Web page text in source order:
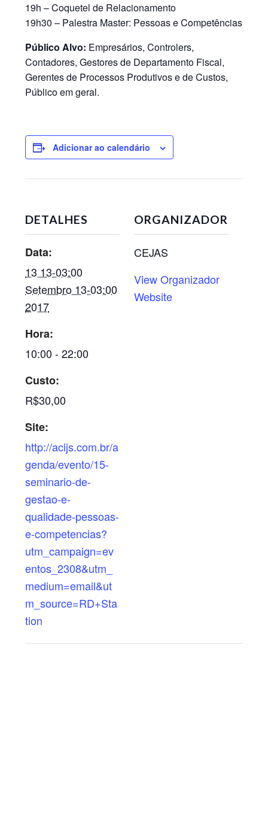
19h – Coquetel de Relacionamento
19h30 – Palestra Master: Pessoas e Competências
Público Alvo: Empresários, Controlers,
Contadores, Gestores de Departamento Fiscal,
Gerentes de Processos Produtivos e de Custos,
Público em geral.
Adicionar ao calendário
DETALHES
Data:
13 13-03:00
Setembro 13-03:00
2017
Hora:
10:00 - 22:00
Custo:
R$30,00
Site:
http://acijs.com.br/a
genda/evento/15-
seminario-de-
gestao-e-
qualidade-pessoas-
e-competencias?
utm_campaign=ev
entos_2308&utm_
medium=email&ut
m_source=RD+Sta
tion
ORGANIZADOR
CEJAS
View Organizador
Website